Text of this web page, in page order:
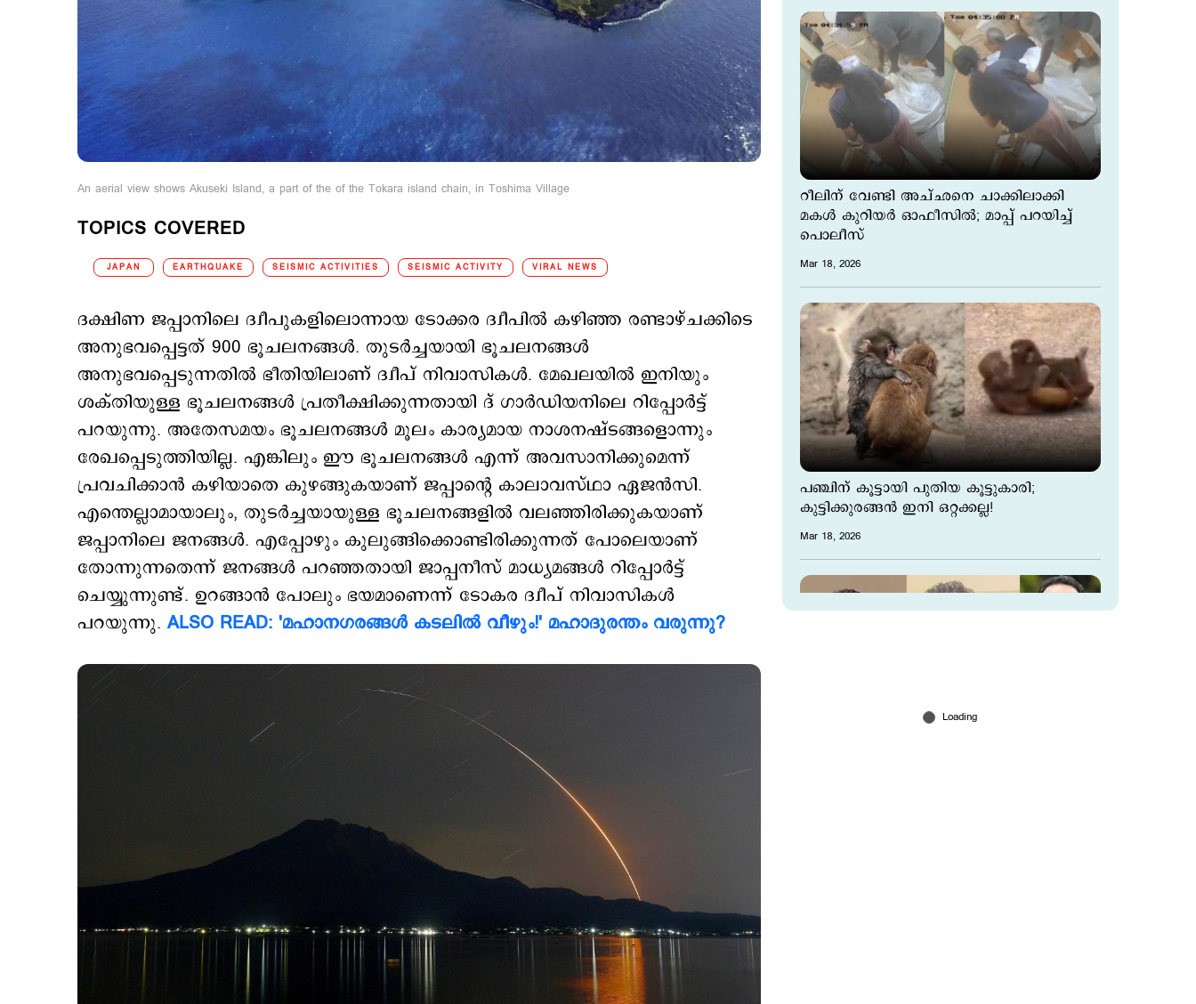
An aerial view shows Akuseki Island, a part of the of the Tokara island chain, in Toshima Village
TOPICS COVERED
JAPAN EARTHQUAKE SEISMIC ACTIVITIES SEISMIC ACTIVITY VIRAL NEWS
ദക്ഷിണ ജപ്പാനിലെ ദ്വീപുകളിലൊന്നായ ടോക്കര ദ്വീപില്‍ കഴിഞ്ഞ രണ്ടാഴ്ചക്കിടെ
അനുഭവപ്പെട്ടത് 900 ഭൂചലനങ്ങള്‍. തുടര്‍‌ച്ചയായി ഭൂചലനങ്ങള്‍
അനുഭവപ്പെടുന്നതില്‍ ഭീതിയിലാണ് ദ്വീപ് നിവാസികള്‍. മേഖലയില്‍ ഇനിയും
ശക്തിയുള്ള ഭൂചലനങ്ങള്‍ പ്രതീക്ഷിക്കുന്നതായി ദ് ഗാര്‍ഡിയനിലെ റിപ്പോര്‍ട്ട്
പറയുന്നു. അതേസമയം ഭൂചലനങ്ങള്‍ മൂലം കാര്യമായ നാശനഷ്ടങ്ങളൊന്നും
രേഖപ്പെടുത്തിയില്ല. എങ്കിലും ഈ ഭൂചലനങ്ങള്‍ എന്ന് അവസാനിക്കുമെന്ന്
പ്രവചിക്കാന്‍ കഴിയാതെ കുഴങ്ങുകയാണ് ജപ്പാന്‍റെ കാലാവസ്ഥാ ഏജന്‍സി.
എന്തെല്ലാമായാലും, തുടര്‍ച്ചയായുള്ള ഭൂചലനങ്ങളില്‍ വലഞ്ഞിരിക്കുകയാണ്
ജപ്പാനിലെ ജനങ്ങള്‍. എപ്പോഴും കുലുങ്ങിക്കൊണ്ടിരിക്കുന്നത് പോലെയാണ്
തോന്നുന്നതെന്ന് ജനങ്ങള്‍ പറഞ്ഞതായി ജാപ്പനീസ് മാധ്യമങ്ങള്‍ റിപ്പോര്‍ട്ട്
ചെയ്യുന്നുണ്ട്. ഉറങ്ങാന്‍ പോലും ഭയമാണെന്ന് ടോകര ദ്വീപ് നിവാസികള്‍
പറയുന്നു. ALSO READ: 'മഹാനഗരങ്ങള്‍ കടലില്‍ വീഴും!' മഹാദുരന്തം വരുന്നു?
റീലിന് വേണ്ടി അച്ഛനെ ചാക്കിലാക്കി
മകള്‍ കുറിയർ ഓഫീസിൽ; മാപ്പ് പറയിച്ച്
പൊലീസ്
Mar 18, 2026
പഞ്ചിന് കൂട്ടായി പുതിയ കൂട്ടുകാരി;
കുട്ടിക്കുരങ്ങന്‍ ഇനി ഒറ്റക്കല്ല!
Mar 18, 2026